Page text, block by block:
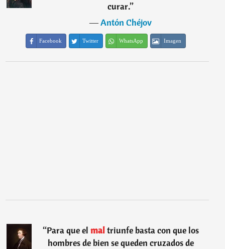
curar.”
―Antón Chéjov
Facebook Twitter WhatsApp Imagen
“Para que el maltriunfe basta con que los
hombres de bien se queden cruzados de